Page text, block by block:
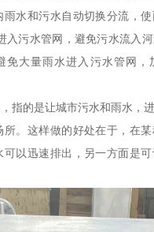
雨水和污水自动切换分流，
入污水管网，避免污水流入
免大量雨水进入污水管网，
指的是让城市污水和雨水，
所。这样做的好处在于，在
可以迅速排出，另一方面是